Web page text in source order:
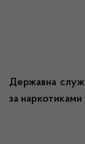
Державна
за наркотиками